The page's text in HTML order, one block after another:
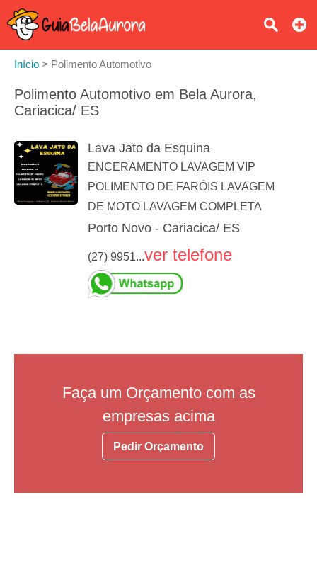
Início > Polimento Automotivo
Polimento Automotivo em Bela Aurora,
Cariacica/ ES
Lava Jato da Esquina
ENCERAMENTO LAVAGEM VIP
POLIMENTO DE FARÓIS LAVAGEM
DE MOTO LAVAGEM COMPLETA
Porto Novo - Cariacica/ ES
(27) 9951...ver telefone
Faça um Orçamento com as
empresas acima
Pedir Orçamento